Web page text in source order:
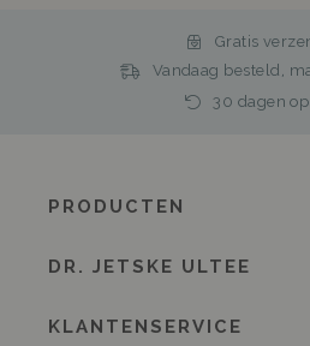
Gratis
Vandaag besteld,
30 dagen
PRODUCTEN
DR. JETSKE ULTEE
KLANTENSERVICE